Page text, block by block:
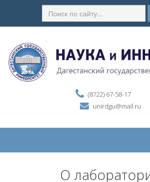
(8722) 67-58-17
unirdgu@mail.ru
О